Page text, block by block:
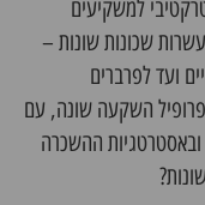
למשקיעים
שכונות שונות –
ועד לפרברים
פרופיל השקעה שונה, עם
ההשכרה